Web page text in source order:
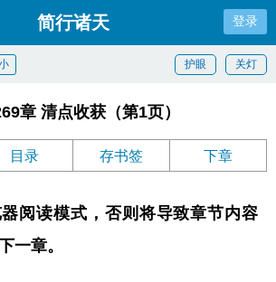
简行诸天 登录
关灯
护眼
章 清点收获（第1页）
目录 存书签 下章
阅读模式，否则将导致章节内容
一章。